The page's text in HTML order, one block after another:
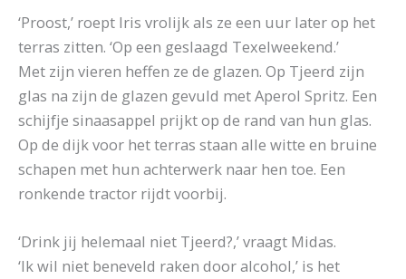
‘Proost,’ roept Iris vrolijk als ze een uur later op het
terras zitten. ‘Op een geslaagd Texelweekend.’
Met zijn vieren heffen ze de glazen. Op Tjeerd zijn
glas na zijn de glazen gevuld met Aperol Spritz. Een
schijfje sinaasappel prijkt op de rand van hun glas.
Op de dijk voor het terras staan alle witte en bruine
schapen met hun achterwerk naar hen toe. Een
ronkende tractor rijdt voorbij.
‘Drink jij helemaal niet Tjeerd?,’ vraagt Midas.
‘Ik wil niet beneveld raken door alcohol,’ is het